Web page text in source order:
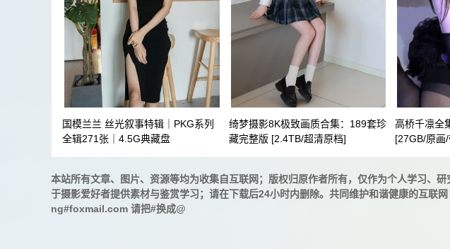
国模兰兰 丝光叙事特辑｜PKG系列
全辑271张｜4.5G典藏盘
绮梦摄影8K极致画质合集：189套珍
藏完整版 [2.4TB/超清原档]
高桥千凛全
[27GB/原画
本站所有文章、图片、资源等均为收集自互联网；版权归原作者所有，仅作为个人学习、
于摄影爱好者提供素材与鉴赏学习；请在下载后24小时内删除。共同维护和谐健康的互联
ng#foxmail.com 请把#换成@